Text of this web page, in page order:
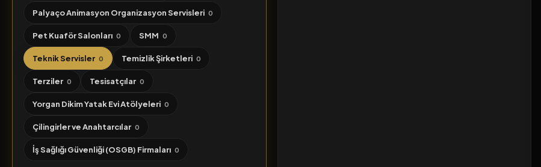
Palyaço Animasyon Organizasyon Servisleri 0
Pet Kuaför Salonları 0 SMM 0
Teknik Servisler 0 Temizlik Şirketleri 0
Terziler 0 Tesisatçılar 0
Yorgan Dikim Yatak Evi Atölyeleri 0
Çilingirler ve Anahtarcılar 0
İş Sağlığı Güvenliği (OSGB) Firmaları 0